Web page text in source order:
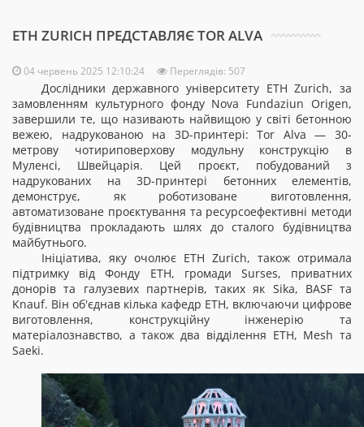
ETH ZURICH ПРЕДСТАВЛЯЄ TOR ALVA
04 червень 2025 12:10:24 Переглядів: 507
Дослідники державного університету ETH Zurich, за
замовленням культурного фонду Nova Fundaziun Origen,
завершили те, що називають найвищою у світі бетонною
вежею, надрукованою на 3D-принтері: Tor Alva — 30-
метрову чотириповерхову модульну конструкцію в
Муленсі, Швейцарія. Цей проєкт, побудований з
надрукованих на 3D-принтері бетонних елементів,
демонструє, як роботизоване виготовлення,
автоматизоване проєктування та ресурсоефективні методи
будівництва прокладають шлях до сталого будівництва
майбутнього.
Ініціатива, яку очолює ETH Zurich, також отримала
підтримку від Фонду ETH, громади Surses, приватних
донорів та галузевих партнерів, таких як Sika, BASF та
Knauf. Він об'єднав кілька кафедр ETH, включаючи цифрове
виготовлення, конструкційну інженерію та
матеріалознавство, а також два відділення ETH, Mesh та
Saeki.